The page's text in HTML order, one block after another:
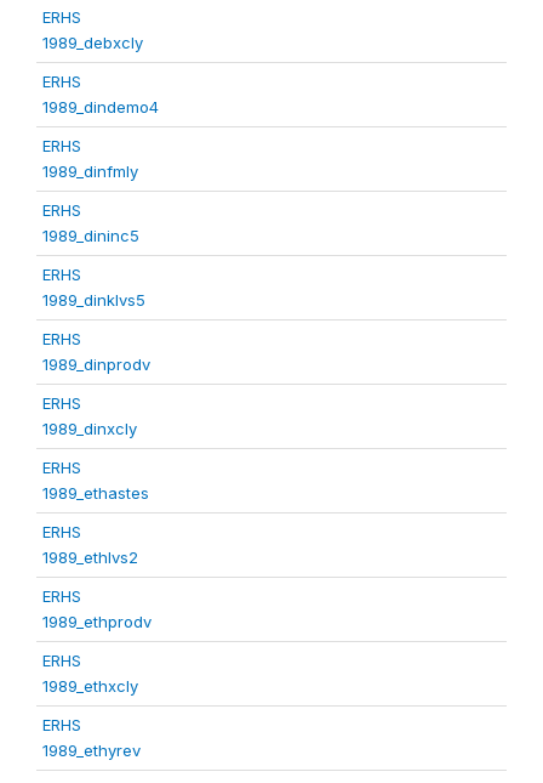
ERHS
1989_debxcly
ERHS
1989_dindemo4
ERHS
1989_dinfmly
ERHS
1989_dininc5
ERHS
1989_dinklvs5
ERHS
1989_dinprodv
ERHS
1989_dinxcly
ERHS
1989_ethastes
ERHS
1989_ethlvs2
ERHS
1989_ethprodv
ERHS
1989_ethxcly
ERHS
1989_ethyrev